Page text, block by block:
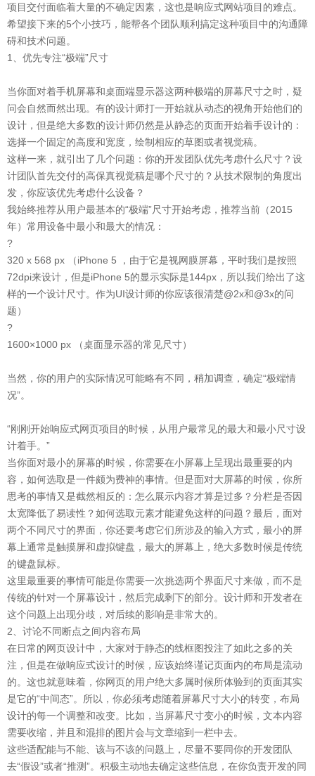
项目交付面临着大量的不确定因素，这也是响应式网站项目的难点。
希望接下来的5个小技巧，能帮各个团队顺利搞定这种项目中的沟通障
碍和技术问题。
1、优先专注“极端”尺寸
当你面对着手机屏幕和桌面端显示器这两种极端的屏幕尺寸之时，疑
问会自然而然出现。有的设计师打一开始就从动态的视角开始他们的
设计，但是绝大多数的设计师仍然是从静态的页面开始着手设计的：
选择一个固定的高度和宽度，绘制相应的草图或者视觉稿。
这样一来，就引出了几个问题：你的开发团队优先考虑什么尺寸？设
计团队首先交付的高保真视觉稿是哪个尺寸的？从技术限制的角度出
发，你应该优先考虑什么设备？
我始终推荐从用户最基本的“极端”尺寸开始考虑，推荐当前（2015
年）常用设备中最小和最大的情况：
?
320 x 568 px （iPhone 5 ，由于它是视网膜屏幕，平时我们是按照
72dpi来设计，但是iPhone 5的显示实际是144px，所以我们给出了这
样的一个设计尺寸。作为UI设计师的你应该很清楚@2x和@3x的问
题）
?
1600×1000 px （桌面显示器的常见尺寸）
当然，你的用户的实际情况可能略有不同，稍加调查，确定“极端情
况”。
“刚刚开始响应式网页项目的时候，从用户最常见的最大和最小尺寸设
计着手。”
当你面对最小的屏幕的时候，你需要在小屏幕上呈现出最重要的内
容，如何选取是一件颇为费神的事情。但是面对大屏幕的时候，你所
思考的事情又是截然相反的：怎么展示内容才算是过多？分栏是否因
太宽降低了易读性？如何选取元素才能避免这样的问题？最后，面对
两个不同尺寸的界面，你还要考虑它们所涉及的输入方式，最小的屏
幕上通常是触摸屏和虚拟键盘，最大的屏幕上，绝大多数时候是传统
的键盘鼠标。
这里最重要的事情可能是你需要一次挑选两个界面尺寸来做，而不是
传统的针对一个屏幕设计，然后完成剩下的部分。设计师和开发者在
这个问题上出现分歧，对后续的影响是非常大的。
2、讨论不同断点之间内容布局
在日常的网页设计中，大家对于静态的线框图投注了如此之多的关
注，但是在做响应式设计的时候，应该始终谨记页面内的布局是流动
的。这也就意味着，你网页的用户绝大多属时候所体验到的页面其实
是它的“中间态”。所以，你必须考虑随着屏幕尺寸大小的转变，布局
设计的每一个调整和改变。比如，当屏幕尺寸变小的时候，文本内容
需要收缩，并且和混排的图片会与文章缩到一栏中去。
这些适配能与不能、该与不该的问题上，尽量不要同你的开发团队
去“假设”或者“推测”。积极主动地去确定这些信息，在你负责开发的同